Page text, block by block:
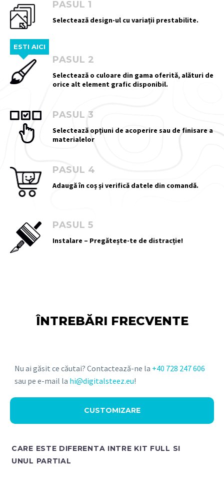
PASUL 1
Selectează design-ul cu variații prestabilite.
ESTI AICI
PASUL 2
Selectează o culoare din gama oferită, alături de
orice alt element grafic disponibil.
PASUL 3
Selectează opțiuni de acoperire sau de finisare a
materialelor
PASUL 4
Adaugă în coș și verifică datele din comandă.
PASUL 5
Instalare – Pregătește-te de distracție!
ÎNTREBĂRI FRECVENTE
Nu ai găsit ce căutai? Contactează-ne la +40 728 247 606
sau pe e-mail la hi@digitalsteez.eu!
CUSTOMIZARE
CARE ESTE DIFERENTA INTRE KIT FULL SI
UNUL PARTIAL